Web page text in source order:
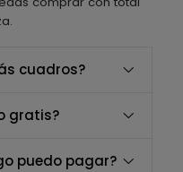
cuadros?
gratis?
puedo pagar?